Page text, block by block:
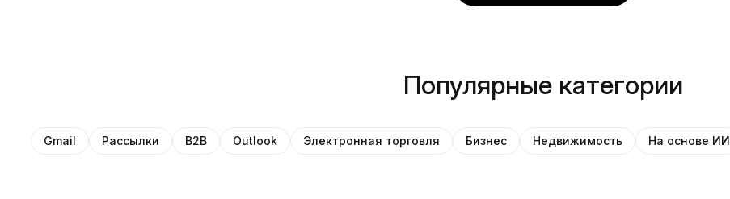
Популярные категории
Gmail Рассылки B2B Outlook Электронная торговля Бизнес Недвижимость На основе ИИ